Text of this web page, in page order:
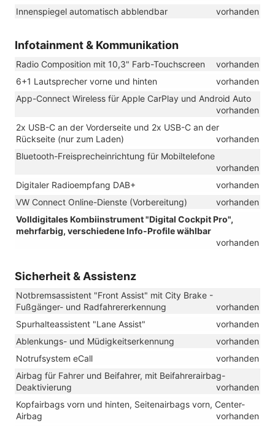
Innenspiegel automatisch abblendbar
vorhanden
Infotainment & Kommunikation
Radio Composition mit 10,3" Farb-Touchscreen
vorhanden
6+1 Lautsprecher vorne und hinten
vorhanden
App-Connect Wireless für Apple CarPlay und Android Auto
vorhanden
2x USB-C an der Vorderseite und 2x USB-C an der
Rückseite (nur zum Laden)
vorhanden
Bluetooth-Freisprecheinrichtung für Mobiltelefone
vorhanden
Digitaler Radioempfang DAB+
vorhanden
VW Connect Online-Dienste (Vorbereitung)
vorhanden
Volldigitales Kombiinstrument "Digital Cockpit Pro",
mehrfarbig, verschiedene Info-Profile wählbar
vorhanden
Sicherheit & Assistenz
Notbremsassistent "Front Assist" mit City Brake -
Fußgänger- und Radfahrererkennung
vorhanden
Spurhalteassistent "Lane Assist"
vorhanden
Ablenkungs- und Müdigkeitserkennung
vorhanden
Notrufsystem eCall
vorhanden
Airbag für Fahrer und Beifahrer, mit Beifahrerairbag-
Deaktivierung
vorhanden
Kopfairbags vorn und hinten, Seitenairbags vorn, Center-
Airbag
vorhanden